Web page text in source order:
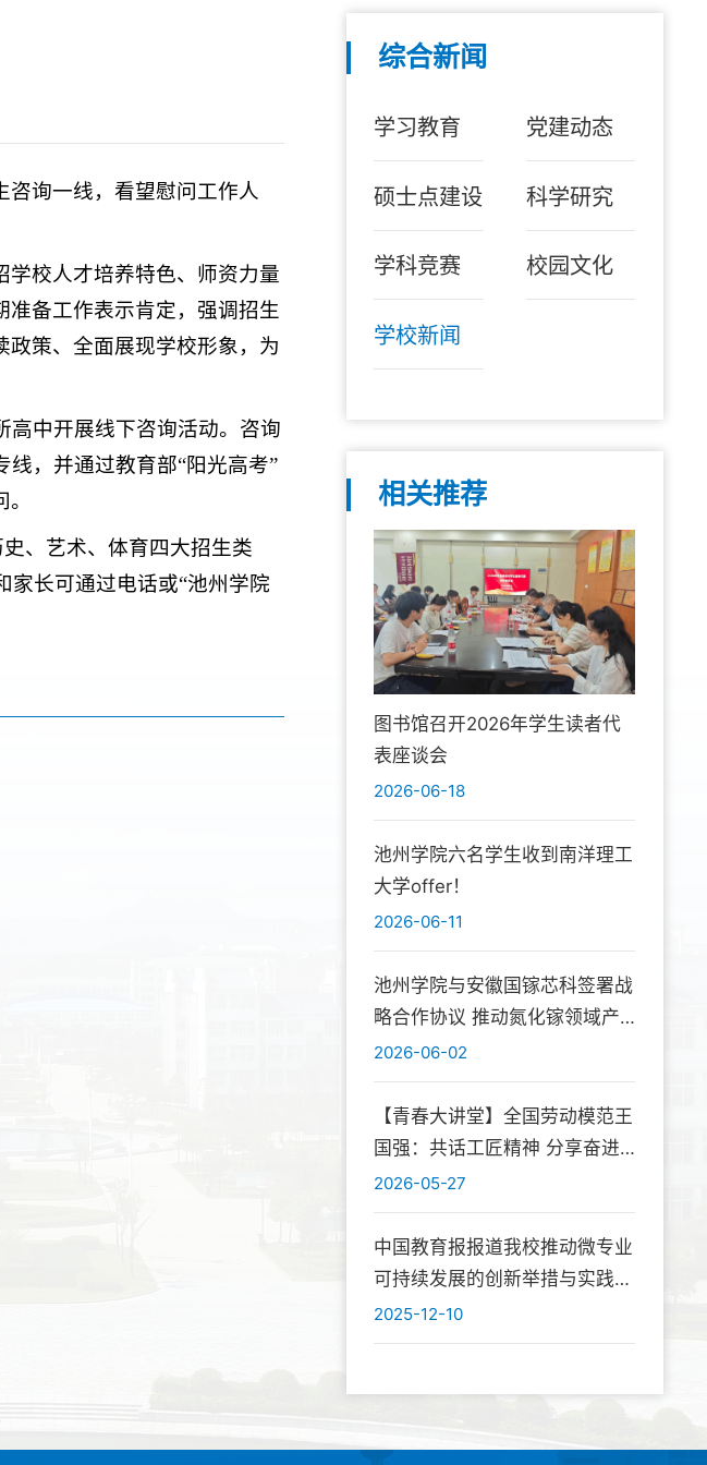
询一线，看望慰问工作人
学校人才培养特色、师资力量
备工作表示肯定，强调招生
策、全面展现学校形象，为
高中开展线下咨询活动。咨询
，并通过教育部“阳光高考”
、艺术、体育四大招生类
家长可通过电话或“池州学院
综合新闻
学习教育 党建动态
硕士点建设 科学研究
学科竞赛 校园文化
学校新闻
相关推荐
图书馆召开2026年学生读者代
表座谈会
2026-06-18
池州学院六名学生收到南洋理工
大学offer！
2026-06-11
池州学院与安徽国镓芯科签署战
略合作协议 推动氮化镓领域产
学研深度融合
2026-06-02
【青春大讲堂】全国劳动模范王
国强：共话工匠精神 分享奋进
初心
2026-05-27
中国教育报报道我校推动微专业
可持续发展的创新举措与实践成
效
2025-12-10